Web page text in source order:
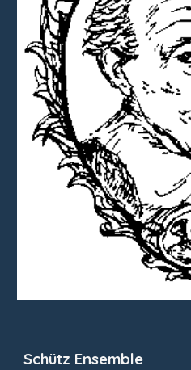
Schütz Ensemble